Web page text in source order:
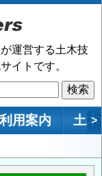
運営する土木技
イトです。
利用案内 土 >